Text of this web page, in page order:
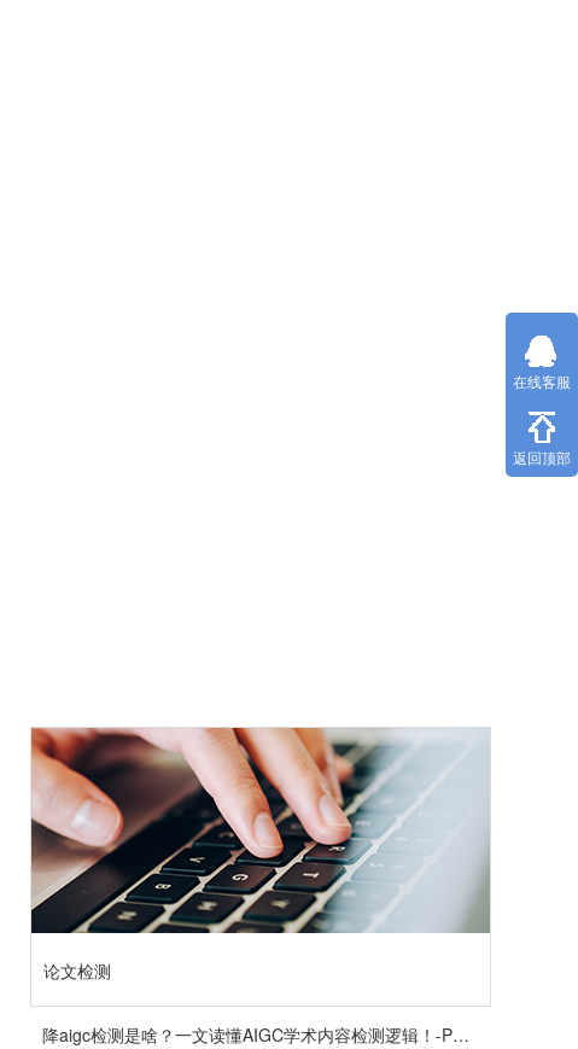
论文检测
降aigc检测是啥？一文读懂AIGC学术内容检测逻辑！-PaperPass论文查重
在线客服
返回顶部